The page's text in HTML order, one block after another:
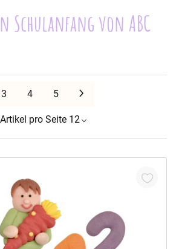
Schulanfang von ABC
3 4 5 Weiter
Artikel pro Seite 12